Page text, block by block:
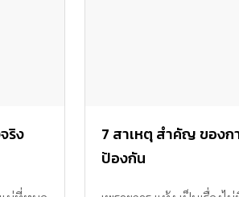
ริง
7 สาเหตุ สำคัญ ของก
ป้องกัน